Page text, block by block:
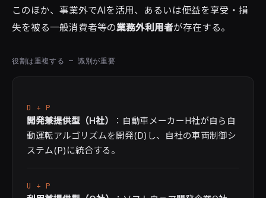
このほか、事業外でAIを活用、あるいは便益を享受・損
失を被る一般消費者等の業務外利用者が存在する。
役割は重複する — 識別が重要
D + P
開発兼提供型（H社）
：自動車メーカーH社が自ら自
動運転アルゴリズムを開発(D)し、自社の車両制御シ
ステム(P)に統合する。
U + P